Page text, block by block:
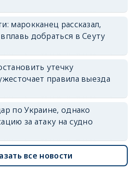
марокканец рассказал,
добраться в Сеуту
утечку
правила выезда
по Украине, однако
за атаку на судно
все новости